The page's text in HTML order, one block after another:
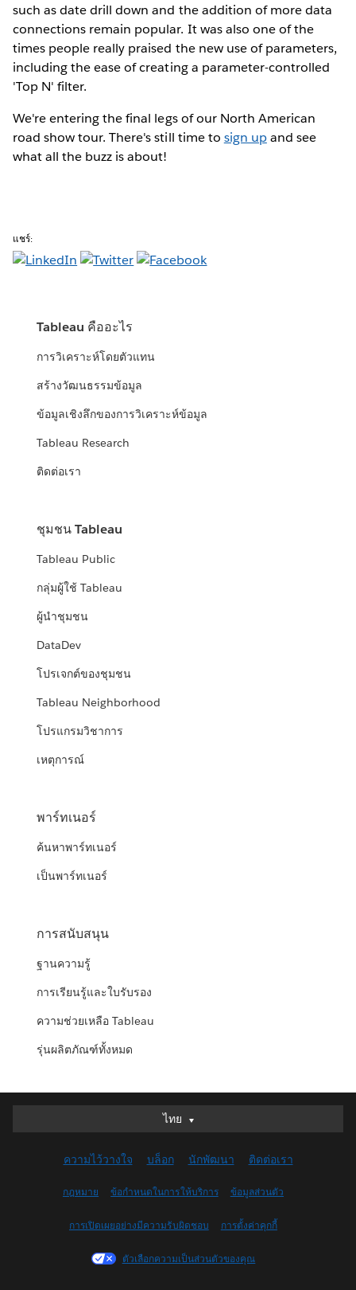
such as date drill down and the addition of more data
connections remain popular. It was also one of the
times people really praised the new use of parameters,
including the ease of creating a parameter-controlled
'Top N' filter.
We're entering the final legs of our North American
road show tour. There's still time to sign upand see
what all the buzz is about!
แชร์:
Tableau คืออะไร
การวิเคราะห์โดยตัวแทน
สร้างวัฒนธรรมข้อมูล
ข้อมูลเชิงลึกของการวิเคราะห์ข้อมูล
Tableau Research
ติดต่อเรา
ชุมชน Tableau
Tableau Public
กลุ่มผู้ใช้ Tableau
ผู้นำชุมชน
DataDev
โปรเจกต์ของชุมชน
Tableau Neighborhood
โปรแกรมวิชาการ
เหตุการณ์
พาร์ทเนอร์
ค้นหาพาร์ทเนอร์
เป็นพาร์ทเนอร์
การสนับสนุน
ฐานความรู้
การเรียนรู้และใบรับรอง
ความช่วยเหลือ Tableau
รุ่นผลิตภัณฑ์ทั้งหมด
ไทย
ไทย
English (UK)
English (US)
Français (Canada)
Français (France)
ความไว้วางใจ บล็อก นักพัฒนา ติดต่อเรา
กฎหมาย ข้อกำหนดในการให้บริการ ข้อมูลส่วนตัว
การเปิดเผยอย่างมีความรับผิดชอบ การตั้งค่าคุกกี้
ตัวเลือกความเป็นส่วนตัวของคุณ